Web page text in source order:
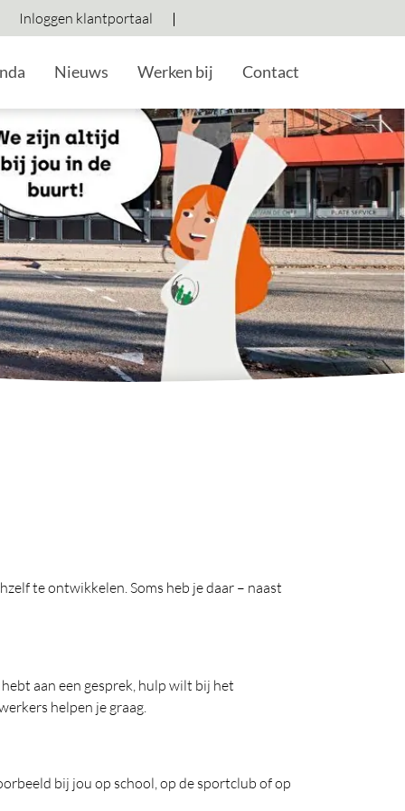
Inloggen klantportaal
Hoog contrast wisselen
Lettergrootte vergroten
Lettergrootte
Nieuws Werken bij Contact
te ontwikkelen. Soms heb je daar – naast
aan een gesprek, hulp wilt bij het
helpen je graag.
bij jou op school, op de sportclub of op